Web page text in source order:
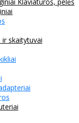
ir skaitytuvai